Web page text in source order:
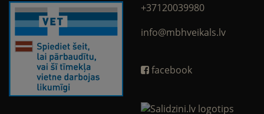
+37120039980
info@mbhveikals.lv
facebook